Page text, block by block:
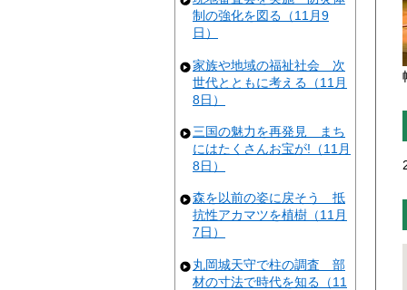
制の強化を図る（11月9
日）
家族や地域の福祉社会 次
世代とともに考える（11月
8日）
三国の魅力を再発見 まち
にはたくさんお宝が!（11月
8日）
森を以前の姿に戻そう 抵
抗性アカマツを植樹（11月
7日）
丸岡城天守で柱の調査 部
材の寸法で時代を知る（11